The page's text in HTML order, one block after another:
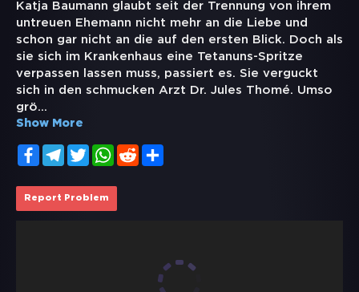
Katja Baumann glaubt seit der Trennung von ihrem
untreuen Ehemann nicht mehr an die Liebe und
schon gar nicht an die auf den ersten Blick. Doch als
sie sich im Krankenhaus eine Tetanuns-Spritze
verpassen lassen muss, passiert es. Sie verguckt
sich in den schmucken Arzt Dr. Jules Thomé. Umso
grö...
Show More
FacebookTelegramTwitterWhatsApp
Reddit
Report Problem